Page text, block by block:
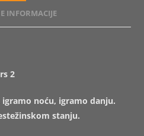
INFORMACIJE
2
igramo noću, igramo danju.
stanju.